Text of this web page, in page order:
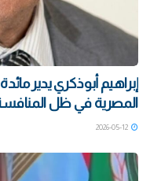
إبراهيم أبوذكري يدير
المصرية في ظل